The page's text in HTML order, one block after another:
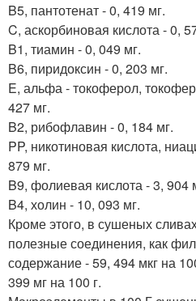
B5, пантотенат - 0, 419 мг.
C, аскорбиновая кислота - 0,
B1, тиамин - 0, 049 мг.
B6, пиридоксин - 0, 203 мг.
E, альфа - токоферол,
427 мг.
B2, рибофлавин - 0, 184 мг.
PP, никотиновая кислота,
879 мг.
B9, фолиевая кислота - 3, 904
B4, холин - 10, 093 мг.
Кроме этого, в сушеных
полезные соединения, как
содержание - 59, 494 мкг на
399 мг на 100 г.